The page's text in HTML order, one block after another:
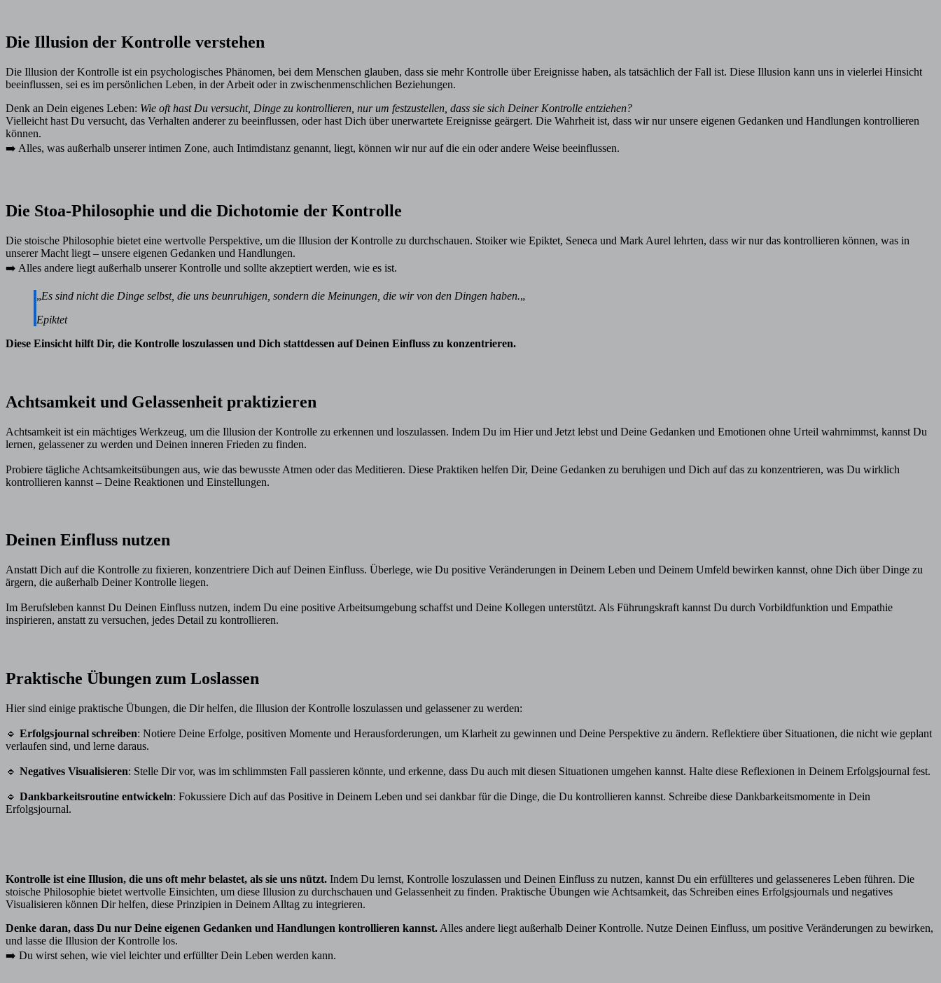
Die Illusion der Kontrolle verstehen
Die Illusion der Kontrolle ist ein psychologisches Phänomen, bei dem Menschen glauben, dass sie mehr Kontrolle über Ereignisse haben, als tatsächlich der Fall ist. Diese Illusion kann uns in vielerlei Hinsicht
beeinflussen, sei es im persönlichen Leben, in der Arbeit oder in zwischenmenschlichen Beziehungen.
Denk an Dein eigenes Leben: Wie oft hast Du versucht, Dinge zu kontrollieren, nur um festzustellen, dass sie sich Deiner Kontrolle entziehen?
Vielleicht hast Du versucht, das Verhalten anderer zu beeinflussen, oder hast Dich über unerwartete Ereignisse geärgert. Die Wahrheit ist, dass wir nur unsere eigenen Gedanken und Handlungen kontrollieren
können.
➡️ Alles, was außerhalb unserer intimen Zone, auch Intimdistanz genannt, liegt, können wir nur auf die ein oder andere Weise beeinflussen.
Die Stoa-Philosophie und die Dichotomie der Kontrolle
Die stoische Philosophie bietet eine wertvolle Perspektive, um die Illusion der Kontrolle zu durchschauen. Stoiker wie Epiktet, Seneca und Mark Aurel lehrten, dass wir nur das kontrollieren können, was in
unserer Macht liegt – unsere eigenen Gedanken und Handlungen.
➡️ Alles andere liegt außerhalb unserer Kontrolle und sollte akzeptiert werden, wie es ist.
„Es sind nicht die Dinge selbst, die uns beunruhigen, sondern die Meinungen, die wir von den Dingen haben.„
Epiktet
Diese Einsicht hilft Dir, die Kontrolle loszulassen und Dich stattdessen auf Deinen Einfluss zu konzentrieren.
Achtsamkeit und Gelassenheit praktizieren
Achtsamkeit ist ein mächtiges Werkzeug, um die Illusion der Kontrolle zu erkennen und loszulassen. Indem Du im Hier und Jetzt lebst und Deine Gedanken und Emotionen ohne Urteil wahrnimmst, kannst Du
lernen, gelassener zu werden und Deinen inneren Frieden zu finden.
Probiere tägliche Achtsamkeitsübungen aus, wie das bewusste Atmen oder das Meditieren. Diese Praktiken helfen Dir, Deine Gedanken zu beruhigen und Dich auf das zu konzentrieren, was Du wirklich
kontrollieren kannst – Deine Reaktionen und Einstellungen.
Deinen Einfluss nutzen
Anstatt Dich auf die Kontrolle zu fixieren, konzentriere Dich auf Deinen Einfluss. Überlege, wie Du positive Veränderungen in Deinem Leben und Deinem Umfeld bewirken kannst, ohne Dich über Dinge zu
ärgern, die außerhalb Deiner Kontrolle liegen.
Im Berufsleben kannst Du Deinen Einfluss nutzen, indem Du eine positive Arbeitsumgebung schaffst und Deine Kollegen unterstützt. Als Führungskraft kannst Du durch Vorbildfunktion und Empathie
inspirieren, anstatt zu versuchen, jedes Detail zu kontrollieren.
Praktische Übungen zum Loslassen
Hier sind einige praktische Übungen, die Dir helfen, die Illusion der Kontrolle loszulassen und gelassener zu werden:
🔹 Erfolgsjournal schreiben: Notiere Deine Erfolge, positiven Momente und Herausforderungen, um Klarheit zu gewinnen und Deine Perspektive zu ändern. Reflektiere über Situationen, die nicht wie geplant
verlaufen sind, und lerne daraus.
🔹 Negatives Visualisieren: Stelle Dir vor, was im schlimmsten Fall passieren könnte, und erkenne, dass Du auch mit diesen Situationen umgehen kannst. Halte diese Reflexionen in Deinem Erfolgsjournal fest.
🔹 Dankbarkeitsroutine entwickeln: Fokussiere Dich auf das Positive in Deinem Leben und sei dankbar für die Dinge, die Du kontrollieren kannst. Schreibe diese Dankbarkeitsmomente in Dein
Erfolgsjournal.
Kontrolle ist eine Illusion, die uns oft mehr belastet, als sie uns nützt. Indem Du lernst, Kontrolle loszulassen und Deinen Einfluss zu nutzen, kannst Du ein erfüllteres und gelasseneres Leben führen. Die
stoische Philosophie bietet wertvolle Einsichten, um diese Illusion zu durchschauen und Gelassenheit zu finden. Praktische Übungen wie Achtsamkeit, das Schreiben eines Erfolgsjournals und negatives
Visualisieren können Dir helfen, diese Prinzipien in Deinem Alltag zu integrieren.
Denke daran, dass Du nur Deine eigenen Gedanken und Handlungen kontrollieren kannst. Alles andere liegt außerhalb Deiner Kontrolle. Nutze Deinen Einfluss, um positive Veränderungen zu bewirken,
und lasse die Illusion der Kontrolle los.
➡️ Du wirst sehen, wie viel leichter und erfüllter Dein Leben werden kann.